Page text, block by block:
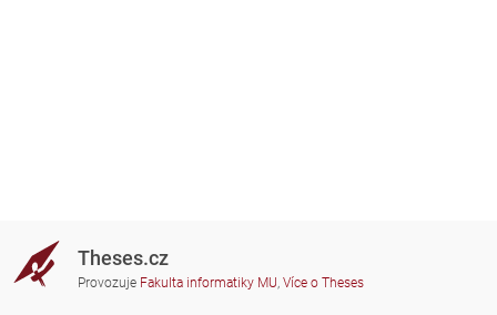
Theses.cz
Provozuje Fakulta informatiky MU, Více o Theses